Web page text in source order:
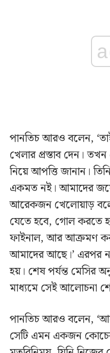
পানতিচ আরও বলেন,
খেলার প্রস্তাব দেন।
নিয়ে আপত্তি জানান।
একমত নই। আমাদের
আরেকজন খেলোয়াড়
যেতে হবে, গোল করতে
ফাইনাল, আর আক্রমণ
আমাদের আছে।’ এরপর
হয়। শেষ পর্যন্ত মেসির
মাধ্যমে সেই আলোচনা
পানতিচ আরও বলেন,
সেটি এমন একজন কোচের